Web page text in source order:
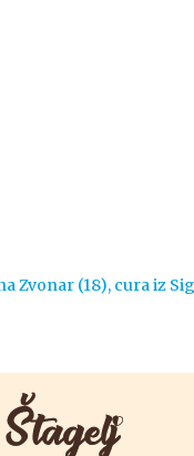
Zvonar (18), cura iz